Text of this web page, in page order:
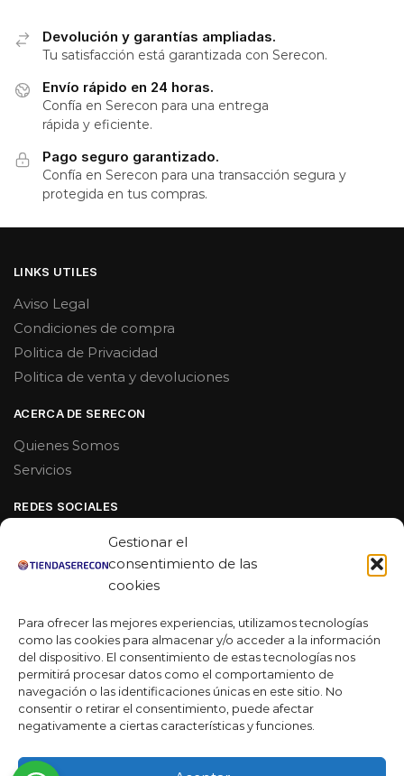
Gestionar el
consentimiento de las
cookies
Para ofrecer las mejores experiencias, utilizamos tecnologías
como las cookies para almacenar y/o acceder a la información
del dispositivo. El consentimiento de estas tecnologías nos
permitirá procesar datos como el comportamiento de
navegación o las identificaciones únicas en este sitio. No
consentir o retirar el consentimiento, puede afectar
negativamente a ciertas características y funciones.
Devolución y garantías ampliadas.
Tu satisfacción está garantizada con Serecon.
Envío rápido en 24 horas.
Confía en Serecon para una entrega
rápida y eficiente.
Pago seguro garantizado.
Confía en Serecon para una transacción segura y
protegida en tus compras.
LINKS UTILES
Aviso Legal
Condiciones de compra
Politica de Privacidad
Politica de venta y devoluciones
ACERCA DE SERECON
Quienes Somos
Servicios
REDES SOCIALES
Linkedin
MAS DE 50 RESEÑAS
★★★★★
La verdad es que fue una compra muy económica, la
día. ¡Estoy muy satisfecha con la atención al cliente y el